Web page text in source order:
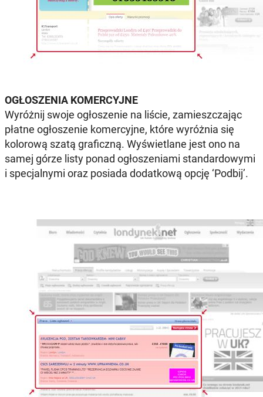
OGŁOSZENIA KOMERCYJNE
Wyróżnij swoje ogłoszenie na liście, zamieszczając
płatne ogłoszenie komercyjne, które wyróżnia się
kolorową szatą graficzną. Wyświetlane jest ono na
samej górze listy ponad ogłoszeniami standardowymi
i specjalnymi oraz posiada dodatkową opcję ‘Podbij’.